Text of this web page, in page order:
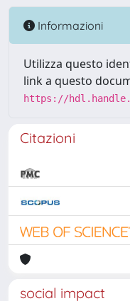
Informazioni
Utilizza questo
link a questo
https://
Citazioni
social impact